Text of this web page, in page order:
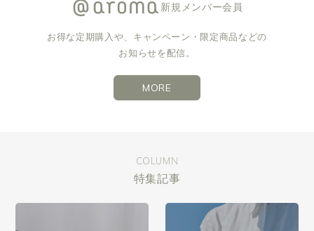
新規メンバー会員
お得な定期購入や、キャンペーン・限定商品などの
お知らせを配信。
MORE
COLUMN
特集記事